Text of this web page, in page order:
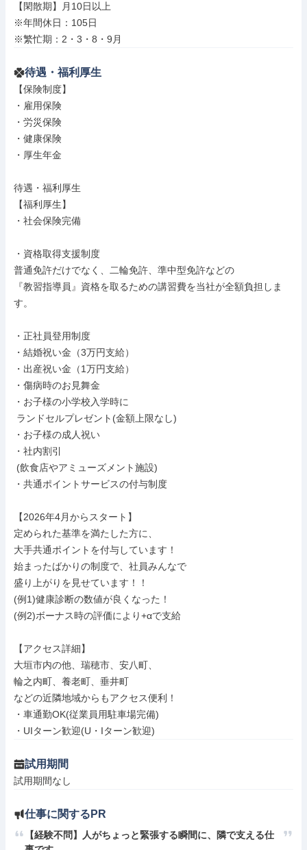
【閑散期】月10日以上
※年間休日：105日
※繁忙期：2・3・8・9月
待遇・福利厚生
【保険制度】
・雇用保険
・労災保険
・健康保険
・厚生年金
待遇・福利厚生
【福利厚生】
・社会保険完備
・資格取得支援制度
普通免許だけでなく、二輪免許、準中型免許などの
『教習指導員』資格を取るための講習費を当社が全額負担しま
す。
・正社員登用制度
・結婚祝い金（3万円支給）
・出産祝い金（1万円支給）
・傷病時のお見舞金
・お子様の小学校入学時に
・お子様の成人祝い
・社内割引
・共通ポイントサービスの付与制度
【2026年4月からスタート】
定められた基準を満たした方に、
大手共通ポイントを付与しています！
始まったばかりの制度で、社員みんなで
盛り上がりを見せています！！
(例1)健康診断の数値が良くなった！
(例2)ボーナス時の評価により+αで支給
【アクセス詳細】
大垣市内の他、瑞穂市、安八町、
輪之内町、養老町、垂井町
などの近隣地域からもアクセス便利！
・車通勤OK(従業員用駐車場完備)
・UIターン歓迎(U・Iターン歓迎)
試用期間
試用期間なし
仕事に関するPR
【経験不問】人がちょっと緊張する瞬間に、隣で支える仕